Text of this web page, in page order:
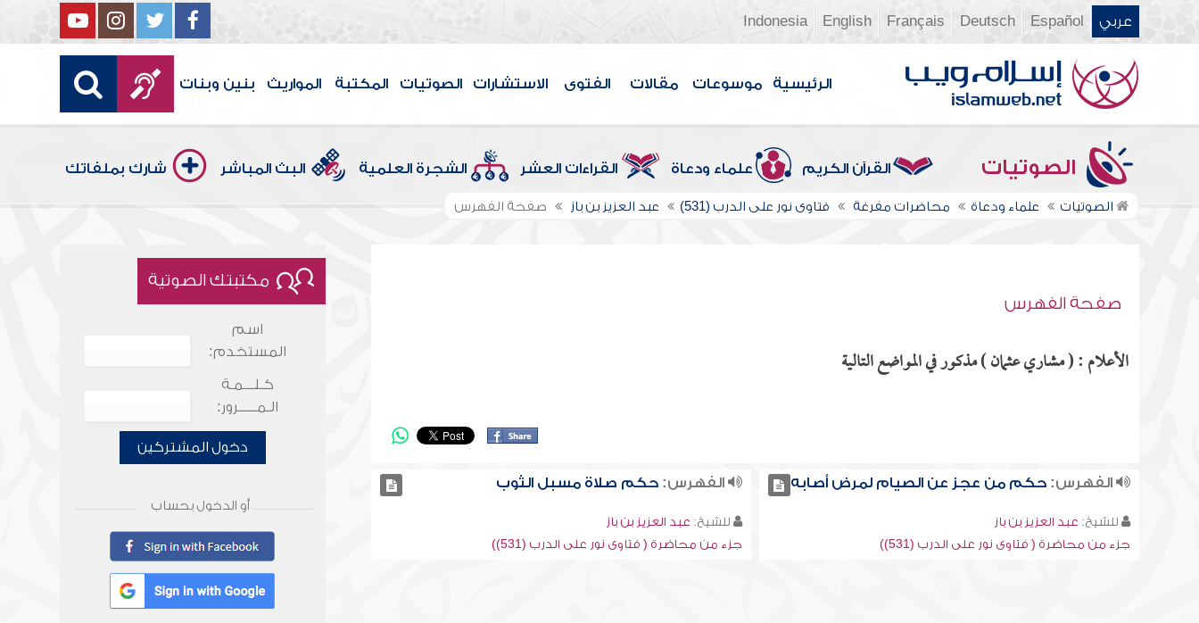
عربي Español
Deutsch
Français
English
Indonesia
الرئيسية موسوعات مقالات الفتوى الاستشارات الصوتيات المكتبة المواريث بنين وبنات
الصوتيات القرآن الكريم علماء ودعاة القراءات العشر الشجرة العلمية البث المباشر شارك بملفاتك
الصوتيات علماء ودعاة محاضرات مفرغة فتاوى نور على الدرب (531) عبد العزيز بن باز صفحة الفهرس
صفحة الفهرس
الأعلام : ( مشاري عثمان ) مذكور في المواضع التالية
الفهرس:حكم من عجز عن الصيام لمرض أصابه
للشيخ: عبد العزيز بن باز
جزء من محاضرة ( فتاوى نور على الدرب (531))
الفهرس: حكم صلاة مسبل الثوب
للشيخ: عبد العزيز بن باز
جزء من محاضرة ( فتاوى نور على الدرب (531))
مكتبتك الصوتية
اسم
المستخدم:
كـلـــمـة
الـمـــــرور:
دخول المشتركين
أو الدخول بحساب